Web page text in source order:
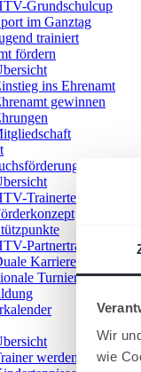
Wir
wie
Grundschulcup
im Ganztag
trainiert
fördern
ins Ehrenamt
gewinnen
im HTV
Trainerteam
Partnertrainer
Karriere
Turniere
werden!